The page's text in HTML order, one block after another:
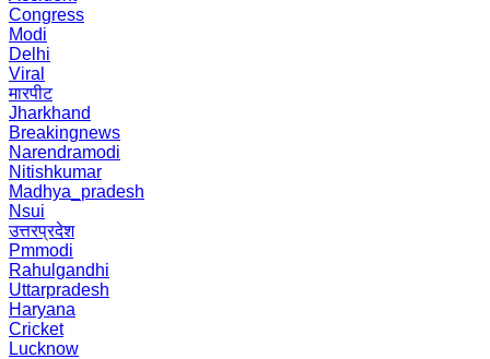
Congress
Modi
Delhi
Viral
मारपीट
Jharkhand
Breakingnews
Narendramodi
Nitishkumar
Madhya_pradesh
Nsui
उत्तरप्रदेश
Pmmodi
Rahulgandhi
Uttarpradesh
Haryana
Cricket
Lucknow